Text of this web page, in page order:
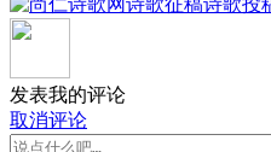
发表我的评论
取消评论